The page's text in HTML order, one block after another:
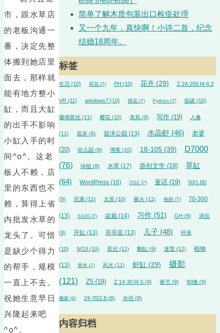
市，跟水草店
的老板沟通一
番，决定先整
体搬到她店里
面去，那样就
能有地方整小
缸，而且大缸
的出手不影响
小缸入手的时
间^o^。这老
板人不赖，店
里的东西也不
赖，算得上省
内批发水草的
龙头了。可惜
是缺少个得力
的帮手，规模
一直上不去。
祝她生意早日
兴隆起来吧
^o^。
简单了解木质包装出口检疫处理
又一个九年，真快啊！小诗二首，纪念
结婚18周年。
标签
生活 (10) 荷花 (7) PH (10) 花卉 (29) Z 24-200 f4-6.3
VR (11) windows7 (10) 桃花 (7) Python (7) 低碳 (10)
珊瑚莫丝 (11) 樱花 (10) 美凤 (9) 写作 (19) 人像
(11) 底床 (8) 迎泽公园 (13) 水晶虾 (46) 老婆
(20) 幼儿园 (8) 博客 (10) 18-105 (39)
D7000
(76)
绿植 (8) 水草 (17) 原创文学 (19)
草缸
(64)
WordPress (16) CO2 (7) 童话 (19) 50/1.8D
(9) 尼康 (11) 太原 (10) 极火 (11) 抱卵 (7) 70-300
(13) S100 (7) 盆栽 (14) 习作 (51) GH (9) 涡虫
(8) 开缸 (13) 苏菲亚 (13) 儿子 (48) 环保
(10) NO3 (10) 莫丝 (11) 翻缸 (9) 迷螯 (12) 植物
(13) 黄米 (7) 风光 (11) 虾缸 (29)
摄影
(121)
Z5 (19) Z 14-30 f4 S (9) 春节 (9) 90微 (9)
搬家 (6) 24-70/2.8 (8) 水培 (8)
内容归档